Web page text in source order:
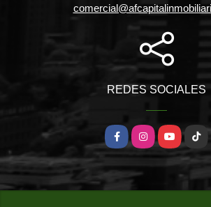
REDES SOCIALES
FacebookInstagramYouTube